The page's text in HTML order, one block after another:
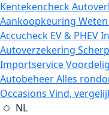
Kentekencheck
Aankoopkeuring
Accucheck EV & PHEV
Autoverzekering
Importservice
AutobeheerAlles
Occasions Vind,
NL